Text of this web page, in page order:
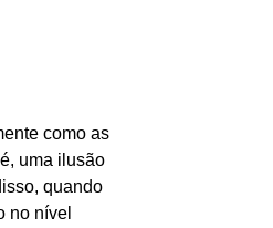
como as
uma ilusão
quando
no nível